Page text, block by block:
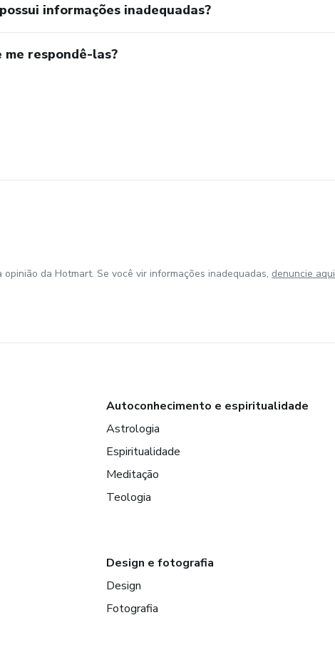
informações inadequadas?
me respondê-las?
da Hotmart. Se você vir informações inadequadas, denuncie aqui
Autoconhecimento e espiritualidade
Astrologia
Espiritualidade
Meditação
Teologia
Design e fotografia
Design
Fotografia